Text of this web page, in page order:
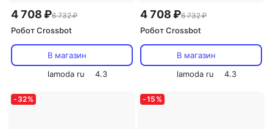
4 708 ₽6 732 ₽
Робот Crossbot
В магазин
lamoda ru
4.3
4 708 ₽6 732 ₽
Робот Crossbot
В магазин
lamoda ru
4.3
- 32% -15 %